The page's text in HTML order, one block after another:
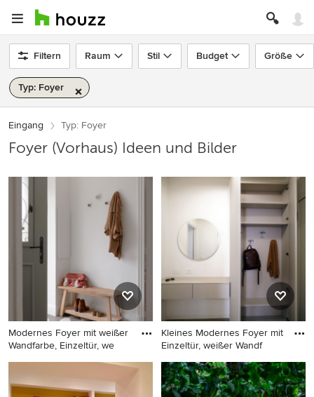
Filtern Raum Stil Budget Größe
Typ: Foyer
Eingang Typ: Foyer
Foyer (Vorhaus) Ideen und Bilder
Modernes Foyer mit weißer
Wandfarbe, Einzeltür, we
Modernes Foyer mit weißer
Wandfarbe, Einzeltür, weißer
Kleines Modernes Foyer mit
Einzeltür, weißer Wandf
Kleines Modernes Foyer mit
Einzeltür, weißer Wandfarbe,